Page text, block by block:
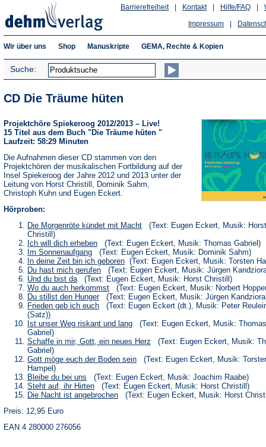
Hilfe/FAQ
Kontakt
Barrierefreiheit
Impressum
Wir über uns Shop Manuskripte GEMA, Rechte & Kopien
Suche:
CD Die Träume hüten
Projektchöre Spiekeroog 2012/2013 – Live!
15 Titel aus dem Buch "Die Träume hüten "
Laufzeit: 58:29 Minuten
Die Aufnahmen dieser CD stammen von den
Projektchören der musikalischen Fortbildung auf der
Insel Spiekeroog der Jahre 2012 und 2013 unter der
Leitung von Horst Christill, Dominik Sahm,
Christoph Kuhn und Eugen Eckert.
Hörproben:
Die Morgenröte kündet mit Macht(Öffnet
einem
neuen
Tab)
(Text: Eugen Eckert, Musik: Horst
Christill)
Ich will dich erheben(Öffnet
in
einem
neuen
Tab)
(Text: Eugen Eckert, Musik: Thomas Gabriel)
Im Sonnenaufgang(Öffnet
in
einem
neuen
Tab)
(Text: Eugen Eckert, Musik: Dominik Sahm)
In deine Zeit bin ich geboren(Öffnet
in
einem
neuen
Tab)
(Text: Eugen Eckert, Musik: Torsten
Du hast mich gerufen(Öffnet
in
einem
neuen
Tab)
(Text: Eugen Eckert, Musik: Jürgen
Und du bist da(Öffnet
in
einem
neuen
Tab)
(Text: Eugen Eckert, Musik: Horst Christill)
Wo du auch herkommst(Öffnet
in
einem
Tab)
(Text: Eugen Eckert, Musik: Norbert
Du stillst den Hunger(Öffnet
in
einem
neuen
Tab)
(Text: Eugen Eckert, Musik: Jürgen
Frieden geb ich euch(Öffnet
einem
neuen
Tab)
(Text: Eugen Eckert (dt.), Musik: Peter
(Satz))
Ist unser Weg riskant und lang(Öffnet
einem
neuen
Tab)
(Text: Eugen Eckert, Musik: Thomas
Gabriel)
Schaffe in mir, Gott, ein neues Herz (Öffnet
einem
Tab)
(Text: Eugen Eckert, Musik:
Gabriel)
Gott möge euch der Boden sein(Öffnet
einem
neuen
Tab)
(Text: Eugen Eckert, Musik:
Hampel)
Bleibe du bei uns (Öffnet
in
einem
neuen
(Text: Eugen Eckert, Musik: Joachim Raabe)
Steht auf, ihr Hirten(Öffnet
in
(Text: Eugen Eckert, Musik: Horst Christill)
Die Nacht ist angebrochen(Öffnet
(Text: Eugen Eckert, Musik: Horst
Preis: 12,95 Euro
EAN 4 280000 276056